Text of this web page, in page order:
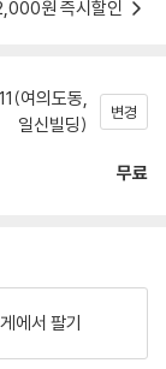
원 즉시할인
여의도동,
일신빌딩)
변경
무료
에서 팔기